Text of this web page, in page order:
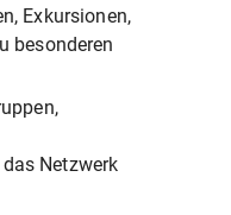
Exkursionen,
besonderen
Netzwerk